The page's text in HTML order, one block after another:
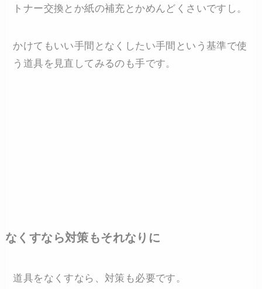
トナー交換とか紙の補充とかめんどくさいですし。
かけてもいい手間となくしたい手間という基準で使
う道具を見直してみるのも手です。
なくすなら対策もそれなりに
道具をなくすなら、対策も必要です。